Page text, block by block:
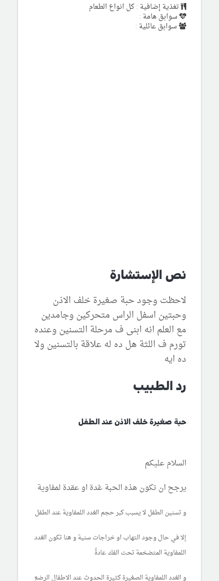
تغذية إضافية : كل انواع الطعام
سوابق هامة :
سوابق عائلية :
نص الإستشارة
لاحظت وجود حبة صغيرة خلف الاذن
وحبتين اسفل الراس متحركين وجامدين
مع العلم انه ابنى ف مرحلة التسنين وعنده
تورم ف اللثة هل ده له علاقة بالتسنين ولا
ده ايه
رد الطبيب
حبة صغيرة خلف الاذن عند الطفل
السلام عليكم
يرجح ان تكون هذه الحبة غدة او عقدة لمفاوية
و تسنين الطفل لا يسبب كبر حجم الغدد اللمفاوية عند الطفل
إلا في حال وجود التهاب او خراجات سنية و هنا تكون الغدد
اللمفاوية المتضخمة تحت الفك عادةً
و الغدد اللمفاوية الصغيرة كثيرة الحدوث عند الاطفال الرضع